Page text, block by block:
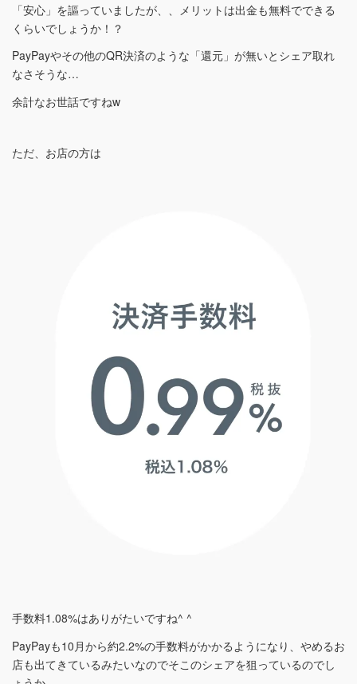
「安心」を謳っていましたが、、メリットは出金も無料でできる
くらいでしょうか！？
PayPayやその他のQR決済のような「還元」が無いとシェア取れ
なさそうな…
余計なお世話ですねw
ただ、お店の方は
手数料1.08%はありがたいですね^ ^
PayPayも10月から約2.2%の手数料がかかるようになり、やめるお
店も出てきているみたいなのでそこのシェアを狙っているのでし